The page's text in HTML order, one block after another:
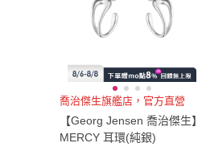
喬治傑生旗艦店，官方直營
【Georg Jensen 喬治傑生】
MERCY 耳環(純銀)